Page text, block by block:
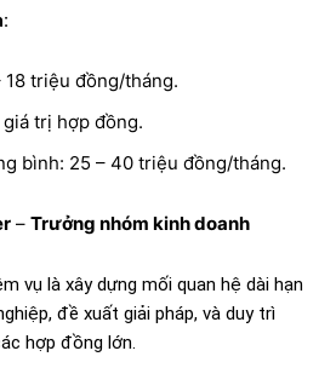
18 triệu đồng/tháng.
giá trị hợp đồng.
bình: 25 – 40 triệu đồng/tháng.
– Trưởng nhóm kinh doanh
vụ là xây dựng mối quan hệ dài hạn
đề xuất giải pháp, và duy trì
hợp đồng lớn.